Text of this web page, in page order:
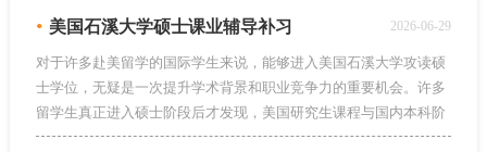
材料、复杂公式推导、数据分析任务以及高强度课程考核，不少留
学生寻求辅无忧的针对性的纽约大学留学生课程辅导​帮助。
• 美国石溪大学硕士课业辅导补习 2026-06-29
对于许多赴美留学的国际学生来说，能够进入美国石溪大学攻读硕
士学位，无疑是一次提升学术背景和职业竞争力的重要机会。许多
留学生真正进入硕士阶段后才发现，美国研究生课程与国内本科阶
段的学习模式存在巨大差异。课程节奏快、作业要求高、阅读量庞